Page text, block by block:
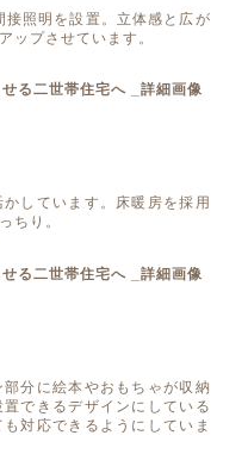
照明を設置。立体感と広が
ップさせています。
しています。床暖房を採用
ちり。
分に絵本やおもちゃが収納
できるデザインにしている
対応できるようにしていま